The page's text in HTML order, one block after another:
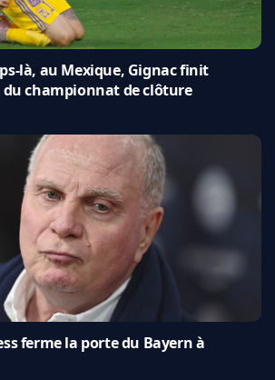
là, au Mexique, Gignac finit
championnat de clôture
ferme la porte du Bayern à